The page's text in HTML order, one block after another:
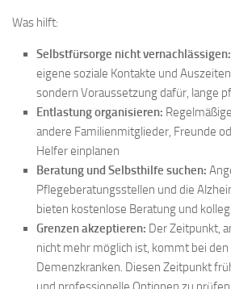
Was hilft:
Selbstfürsorge nicht vernachlässigen:
eigene soziale Kontakte und
sondern Voraussetzung dafür, lange
Entlastung organisieren:
andere Familienmitglieder, Freunde
Helfer einplanen
Beratung und Selbsthilfe suchen:
Pflegeberatungsstellen und die
bieten kostenlose Beratung und
Grenzen akzeptieren: Der Zeitpunkt,
nicht mehr möglich ist, kommt bei
Demenzkranken. Diesen Zeitpunkt